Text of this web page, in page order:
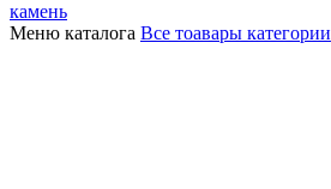
камень
Меню каталога Все тоавары категории